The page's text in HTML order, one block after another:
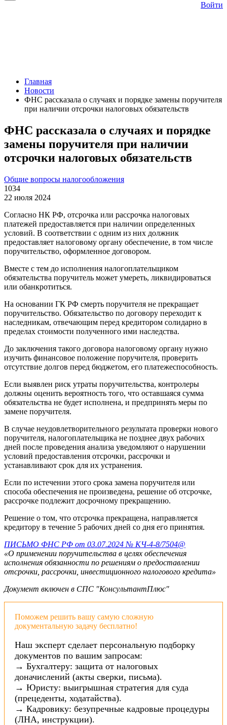
Войти
Главная
Новости
ФНС рассказала о случаях и порядке замены поручителя
при наличии отсрочки налоговых обязательств
ФНС рассказала о случаях и порядке
замены поручителя при наличии
отсрочки налоговых обязательств
Общие вопросы налогообложения
1034
22 июля 2024
Согласно НК РФ, отсрочка или рассрочка налоговых
платежей предоставляется при наличии определенных
условий. В соответствии с одним из них должник
предоставляет налоговому органу обеспечение, в том числе
поручительство, оформленное договором.
Вместе с тем до исполнения налогоплательщиком
обязательства поручитель может умереть, ликвидироваться
или обанкротиться.
На основании ГК РФ смерть поручителя не прекращает
поручительство. Обязательство по договору переходит к
наследникам, отвечающим перед кредитором солидарно в
пределах стоимости полученного ими наследства.
До заключения такого договора налоговому органу нужно
изучить финансовое положение поручителя, проверить
отсутствие долгов перед бюджетом, его платежеспособность.
Если выявлен риск утраты поручительства, контролеры
должны оценить вероятность того, что оставшаяся сумма
обязательства не будет исполнена, и предпринять меры по
замене поручителя.
В случае неудовлетворительного результата проверки нового
поручителя, налогоплательщика не позднее двух рабочих
дней после проведения анализа уведомляют о нарушении
условий предоставления отсрочки, рассрочки и
устанавливают срок для их устранения.
Если по истечении этого срока замена поручителя или
способа обеспечения не произведена, решение об отсрочке,
рассрочке подлежит досрочному прекращению.
Решение о том, что отсрочка прекращена, направляется
кредитору в течение 5 рабочих дней со дня его принятия.
ПИСЬМО ФНС РФ от 03.07.2024 № КЧ-4-8/7504@
«О применении поручительства в целях обеспечения
исполнения обязанности по решениям о предоставлении
отсрочки, рассрочки, инвестиционного налогового кредита»
Документ включен в СПС "КонсультантПлюс"
Поможем решить вашу самую сложную
документальную задачу бесплатно!
Наш эксперт сделает персональную подборку
документов по вашим запросам:
→ Бухгалтеру: защита от налоговых
доначислений (акты сверки, письма).
→ Юристу: выигрышная стратегия для суда
(прецеденты, ходатайства).
→ Кадровику: безупречные кадровые процедуры
(ЛНА, инструкции).